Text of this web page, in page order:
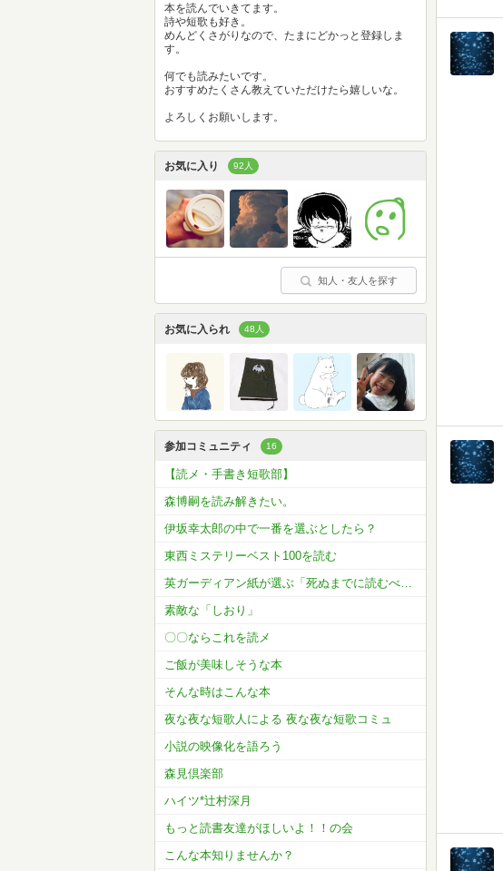
本を読んでいきてます。
詩や短歌も好き。
めんどくさがりなので、たまにどかっと登録しま
す。
何でも読みたいです。
おすすめたくさん教えていただけたら嬉しいな。
よろしくお願いします。
お気に入り 92人
知人・友人を探す
お気に入られ 48人
参加コミュニティ 16
【読メ・手書き短歌部】
森博嗣を読み解きたい。
伊坂幸太郎の中で一番を選ぶとしたら？
東西ミステリーベスト100を読む
英ガーディアン紙が選ぶ「死ぬまでに読むべき」必読小説1000冊を読破しよう！
素敵な「しおり」
〇〇ならこれを読メ
ご飯が美味しそうな本
そんな時はこんな本
夜な夜な短歌人による 夜な夜な短歌コミュ
小説の映像化を語ろう
森見倶楽部
ハイツ*辻村深月
もっと読書友達がほしいよ！！の会
こんな本知りませんか？